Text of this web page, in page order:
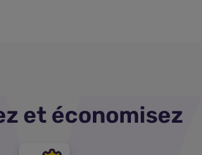
et économisez